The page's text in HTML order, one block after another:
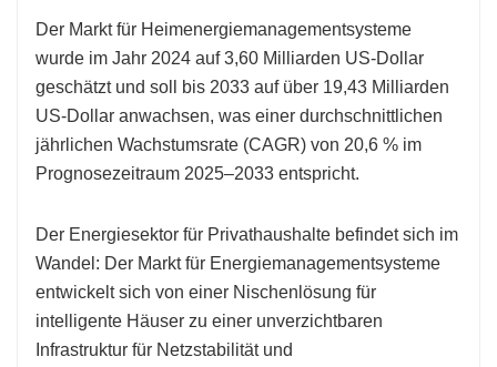
Der Markt für Heimenergiemanagementsysteme
wurde im Jahr 2024 auf 3,60 Milliarden US-Dollar
geschätzt und soll bis 2033 auf über 19,43 Milliarden
US-Dollar anwachsen, was einer durchschnittlichen
jährlichen Wachstumsrate (CAGR) von 20,6 % im
Prognosezeitraum 2025–2033 entspricht.
Der Energiesektor für Privathaushalte befindet sich im
Wandel: Der Markt für Energiemanagementsysteme
entwickelt sich von einer Nischenlösung für
intelligente Häuser zu einer unverzichtbaren
Infrastruktur für Netzstabilität und